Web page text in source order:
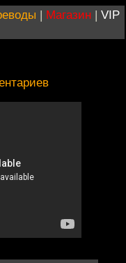
| Магазин | VIP